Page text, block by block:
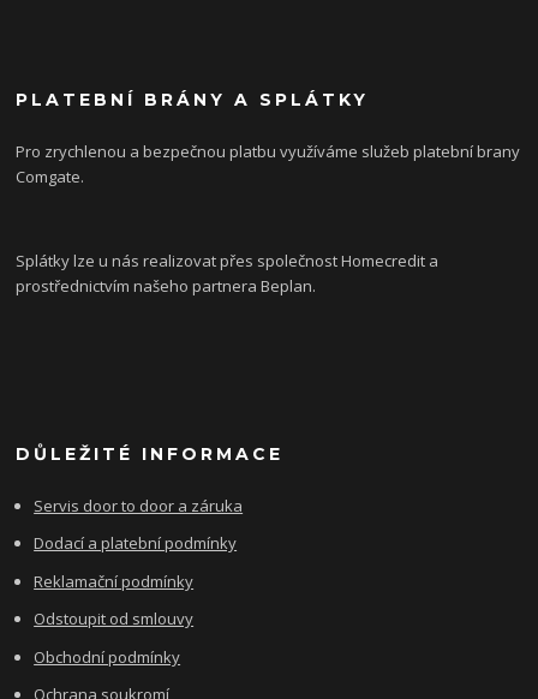
PLATEBNÍ BRÁNY A SPLÁTKY
Pro zrychlenou a bezpečnou platbu využíváme služeb platební brany
Comgate.
Splátky lze u nás realizovat přes společnost Homecredit a
prostřednictvím našeho partnera Beplan.
DŮLEŽITÉ INFORMACE
Servis door to door a záruka
Dodací a platební podmínky
Reklamační podmínky
Odstoupit od smlouvy
Obchodní podmínky
Ochrana soukromí